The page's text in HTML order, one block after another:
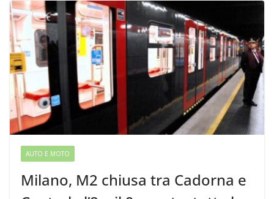
AUTO E MOTO
Milano, M2 chiusa tra Cadorna e